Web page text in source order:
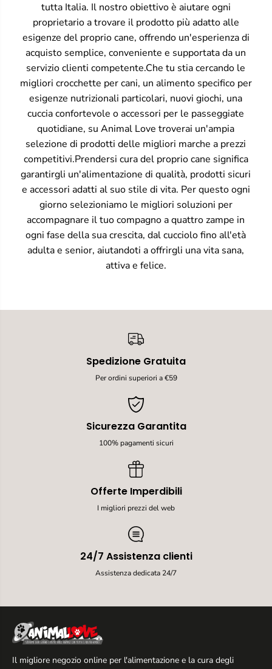
tutta Italia. Il nostro obiettivo è aiutare ogni
proprietario a trovare il prodotto più adatto alle
esigenze del proprio cane, offrendo un'esperienza di
acquisto semplice, conveniente e supportata da un
servizio clienti competente.Che tu stia cercando le
migliori crocchette per cani, un alimento specifico per
esigenze nutrizionali particolari, nuovi giochi, una
cuccia confortevole o accessori per le passeggiate
quotidiane, su Animal Love troverai un'ampia
selezione di prodotti delle migliori marche a prezzi
competitivi.Prendersi cura del proprio cane significa
garantirgli un'alimentazione di qualità, prodotti sicuri
e accessori adatti al suo stile di vita. Per questo ogni
giorno selezioniamo le migliori soluzioni per
accompagnare il tuo compagno a quattro zampe in
ogni fase della sua crescita, dal cucciolo fino all'età
adulta e senior, aiutandoti a offrirgli una vita sana,
attiva e felice.
Spedizione Gratuita
Per ordini superiori a €59
Sicurezza Garantita
100% pagamenti sicuri
Offerte Imperdibili
I migliori prezzi del web
24/7 Assistenza clienti
Assistenza dedicata 24/7
Il migliore negozio online per l'alimentazione e la cura degli